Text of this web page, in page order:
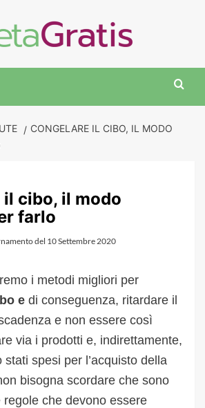
CONGELARE IL CIBO, IL MODO
il cibo, il modo
farlo
del 10 Settembre 2020
i metodi migliori per
e di conseguenza, ritardare il
e non essere così
via i prodotti e, indirettamente,
stati spesi per l’acquisto della
bisogna scordare che sono
regole che devono essere